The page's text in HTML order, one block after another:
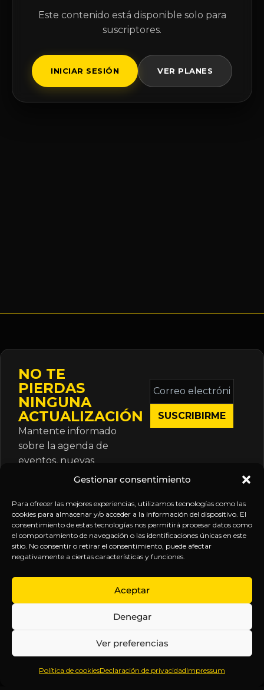
Gestionar consentimiento
Para ofrecer las mejores experiencias, utilizamos tecnologías como las
cookies para almacenar y/o acceder a la información del dispositivo. El
consentimiento de estas tecnologías nos permitirá procesar datos como
el comportamiento de navegación o las identificaciones únicas en este
sitio. No consentir o retirar el consentimiento, puede afectar
negativamente a ciertas características y funciones.
Aceptar
Denegar
Ver preferencias
Política de cookiesDeclaración de privacidadImpressum
Este contenido está disponible solo para
suscriptores.
INICIAR SESIÓN VER PLANES
NO TE
PIERDAS
NINGUNA
ACTUALIZACIÓN
Mantente informado
sobre la agenda de
eventos, nuevas
publicaciones y
suscripción.
Correo
electrónico
*
Inteligencia
Anticipándonos
EXPLORA
Inicio
Sobre
Contenido
Webinars
LEGAL
Política
de
Términos y
Aviso
SÍGUENOS